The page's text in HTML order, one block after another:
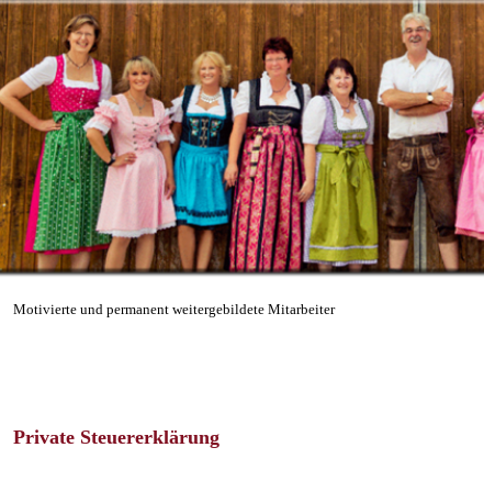
Motivierte und permanent weitergebildete Mitarbeiter
Private Steuererklärung